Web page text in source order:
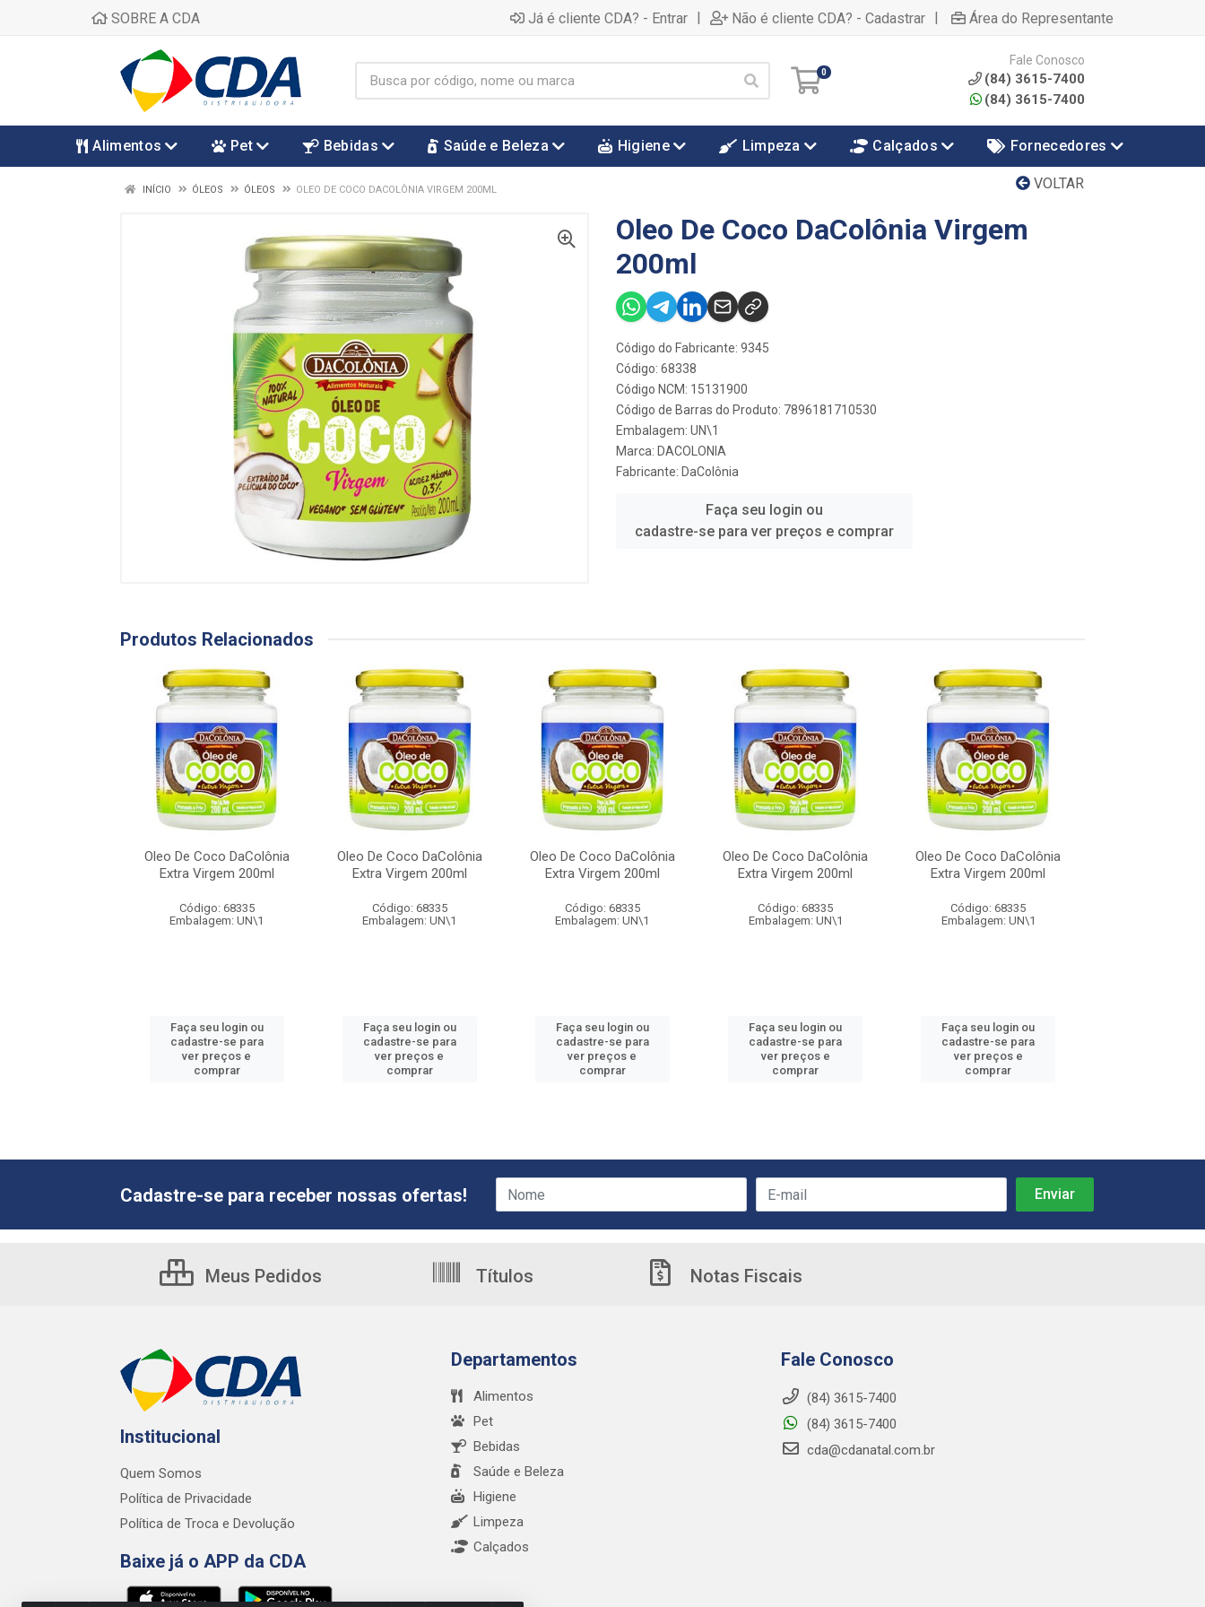
SOBRE A CDA Já é cliente CDA? - Entrar | Não é cliente CDA? - Cadastrar | Área do Representante
0
Fale Conosco
(84) 3615-7400
(84) 3615-7400
Alimentos Pet Bebidas Saúde e Beleza Higiene Limpeza Calçados Fornecedores
VOLTAR
INÍCIO ÓLEOS ÓLEOS OLEO DE COCO DACOLÔNIA VIRGEM 200ML
Oleo De Coco DaColônia Virgem
200ml
Código do Fabricante: 9345
Código: 68338
Código NCM: 15131900
Código de Barras do Produto: 7896181710530
Embalagem: UN\1
Marca: DACOLONIA
Fabricante: DaColônia
Faça seu login ou
cadastre-se para ver preços e comprar
Produtos Relacionados
Oleo De Coco DaColônia
Extra Virgem 200ml
Código: 68335
Embalagem: UN\1
Faça seu login ou
cadastre-se para
ver preços e
comprar
Oleo De Coco DaColônia
Extra Virgem 200ml
Código: 68335
Embalagem: UN\1
Faça seu login ou
cadastre-se para
ver preços e
comprar
Oleo De Coco DaColônia
Extra Virgem 200ml
Código: 68335
Embalagem: UN\1
Faça seu login ou
cadastre-se para
ver preços e
comprar
Oleo De Coco DaColônia
Extra Virgem 200ml
Código: 68335
Embalagem: UN\1
Faça seu login ou
cadastre-se para
ver preços e
comprar
Oleo De Coco DaColônia
Extra Virgem 200ml
Código: 68335
Embalagem: UN\1
Faça seu login ou
cadastre-se para
ver preços e
comprar
Cadastre-se para receber nossas ofertas!
Meus Pedidos Títulos Notas Fiscais
Institucional
Quem Somos
Política de Privacidade
Política de Troca e Devolução
Baixe já o APP da CDA
Departamentos
Alimentos
Pet
Bebidas
Saúde e Beleza
Higiene
Limpeza
Calçados
Fale Conosco
(84) 3615-7400
(84) 3615-7400
cda@cdanatal.com.br